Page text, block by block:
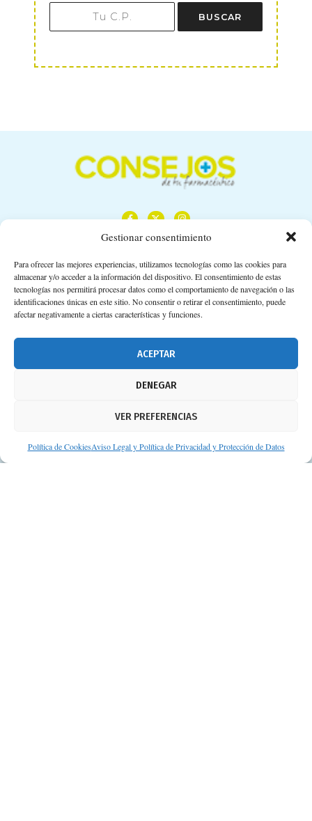
Gestionar consentimiento
Para ofrecer las mejores experiencias, utilizamos tecnologías como las cookies para
almacenar y/o acceder a la información del dispositivo. El consentimiento de estas
tecnologías nos permitirá procesar datos como el comportamiento de navegación o las
identificaciones únicas en este sitio. No consentir o retirar el consentimiento, puede
afectar negativamente a ciertas características y funciones.
ACEPTAR
DENEGAR
VER PREFERENCIAS
Política de CookiesAviso Legal y Política de Privacidad y Protección de Datos
BUSCAR
Calle Camino de los Descubrimientos, 11,
Planta 3ª 41092 – Sevilla
674 02 62 03
Aviso legal
Protección de datos personales
Suscripción a Newsletter